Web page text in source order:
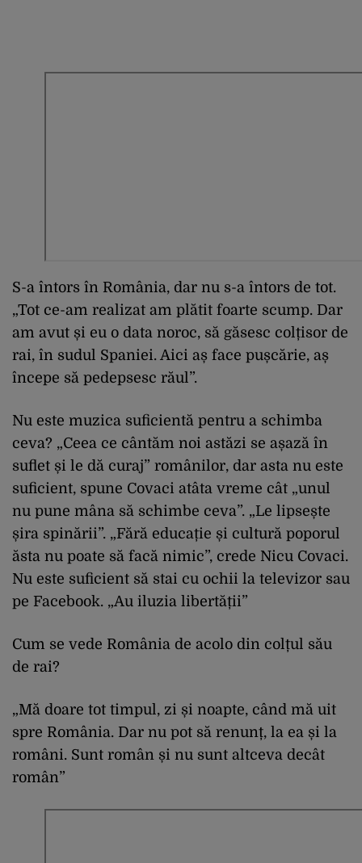
S-a întors în România, dar nu s-a întors de tot.
„Tot ce-am realizat am plătit foarte scump. Dar
am avut și eu o data noroc, să găsesc colțisor de
rai, în sudul Spaniei. Aici aș face pușcărie, aș
începe să pedepsesc răul”.
Nu este muzica suficientă pentru a schimba
ceva? „Ceea ce cântăm noi astăzi se așază în
suflet și le dă curaj” românilor, dar asta nu este
suficient, spune Covaci atâta vreme cât „unul
nu pune mâna să schimbe ceva”. „Le lipsește
șira spinării”. „Fără educație și cultură poporul
ăsta nu poate să facă nimic”, crede Nicu Covaci.
Nu este suficient să stai cu ochii la televizor sau
pe Facebook. „Au iluzia libertății”
Cum se vede România de acolo din colțul său
de rai?
„Mă doare tot timpul, zi și noapte, când mă uit
spre România. Dar nu pot să renunț, la ea și la
români. Sunt român și nu sunt altceva decât
român”